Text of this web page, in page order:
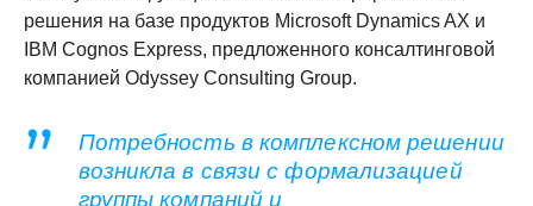
решения на базе продуктов Microsoft Dynamics AX и
IBM Cognos Express, предложенного консалтинговой
компанией Odyssey Consulting Group.
Потребность в комплексном решении
возникла в связи с формализацией
группы компаний и